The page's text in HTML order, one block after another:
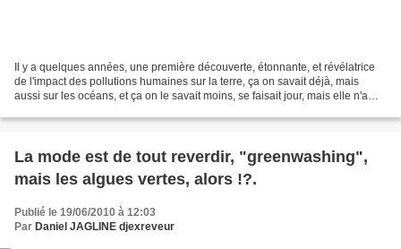
Il y a quelques années, une première découverte, étonnante, et révélatrice
de l'impact des pollutions humaines sur la terre, ça on savait déjà, mais
aussi sur les océans, et ça on le savait moins, se faisait jour, mais elle n'a
La mode est de tout reverdir, "greenwashing",
mais les algues vertes, alors !?.
Publié le 19/06/2010 à 12:03
Par Daniel JAGLINE djexreveur